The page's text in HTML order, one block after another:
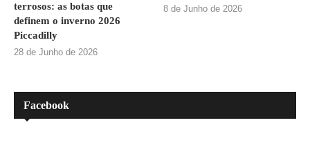
terrosos: as botas que
definem o inverno 2026
Piccadilly
28 de Junho de 2026
8 de Junho de 2026
Facebook